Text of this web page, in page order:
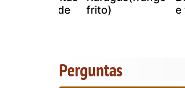
molho de
frito)
e
Perguntas